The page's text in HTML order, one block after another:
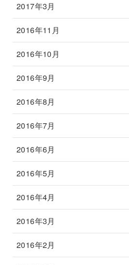
2017年3月
2016年11月
2016年10月
2016年9月
2016年8月
2016年7月
2016年6月
2016年5月
2016年4月
2016年3月
2016年2月